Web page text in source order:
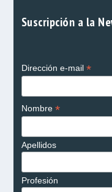
Suscripción a la
Dirección e-mail *
Nombre *
Apellidos
Profesión